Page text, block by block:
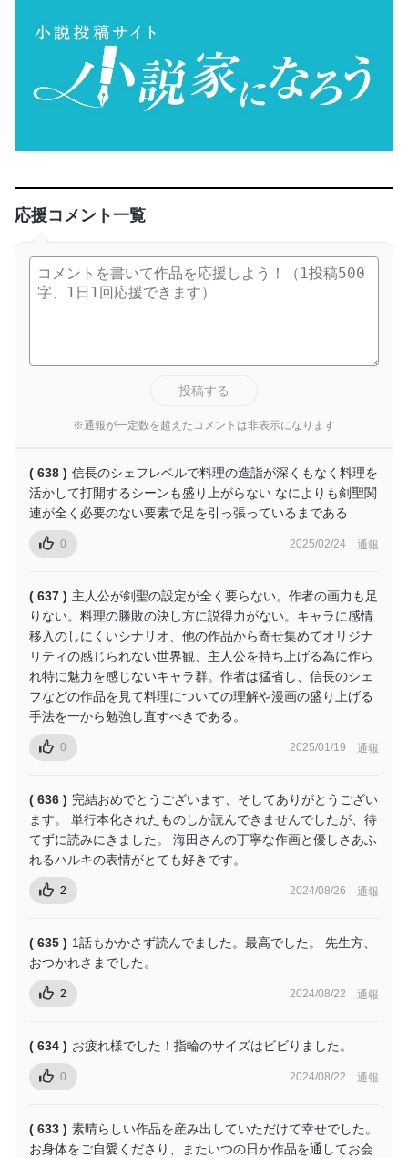
応援コメント一覧
投稿する
※通報が一定数を超えたコメントは非表示になります
( 638 ) 信長のシェフレベルで料理の造詣が深くもなく料理を
活かして打開するシーンも盛り上がらない なによりも剣聖関
連が全く必要のない要素で足を引っ張っているまである
0 2025/02/24 通報
( 637 ) 主人公が剣聖の設定が全く要らない。作者の画力も足
りない。料理の勝敗の決し方に説得力がない。キャラに感情
移入のしにくいシナリオ、他の作品から寄せ集めてオリジナ
リティの感じられない世界観、主人公を持ち上げる為に作ら
れ特に魅力を感じないキャラ群。作者は猛省し、信長のシェ
フなどの作品を見て料理についての理解や漫画の盛り上げる
手法を一から勉強し直すべきである。
0 2025/01/19 通報
( 636 ) 完結おめでとうございます、そしてありがとうござい
ます。 単行本化されたものしか読んできませんでしたが、待
てずに読みにきました。 海田さんの丁寧な作画と優しさあふ
れるハルキの表情がとても好きです。
2 2024/08/26 通報
( 635 ) 1話もかかさず読んでました。最高でした。 先生方、
おつかれさまでした。
2 2024/08/22 通報
( 634 ) お疲れ様でした！指輪のサイズはビビりました。
0 2024/08/22 通報
( 633 ) 素晴らしい作品を産み出していただけて幸せでした。
お身体をご自愛くださり、またいつの日か作品を通してお会